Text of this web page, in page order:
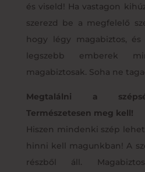
és viseld! Ha vastagon
szerezd be a megfelelő
hogy légy magabiztos,
legszebb emberek
magabiztosak. Soha ne
Megtalálni a
Természetesen meg kell!
Hiszen mindenki szép
hinni kell magunkban! A
részből áll.